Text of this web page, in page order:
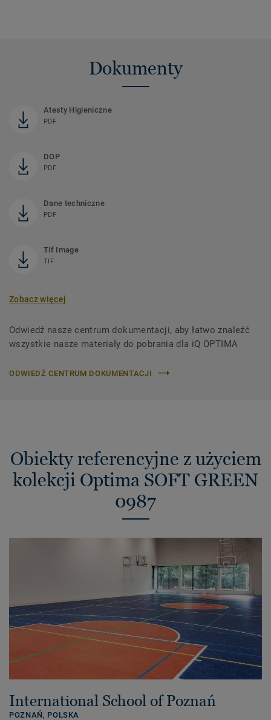
Dokumenty
Atesty Higieniczne
PDF
DOP
PDF
Dane techniczne
PDF
Tif Image
TIF
Zobacz więcej
Odwiedź nasze centrum dokumentacji, aby łatwo znaleźć
wszystkie nasze materiały do ​​pobrania dla iQ OPTIMA
ODWIEDŹ CENTRUM DOKUMENTACJI
Obiekty referencyjne z użyciem
kolekcji Optima SOFT GREEN
0987
International School of Poznań
POZNAŃ, POLSKA